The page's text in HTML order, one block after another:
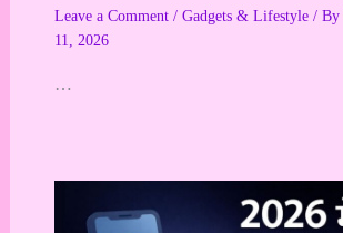
Leave a Comment / Gadgets & Lifestyle/ By
11, 2026
…